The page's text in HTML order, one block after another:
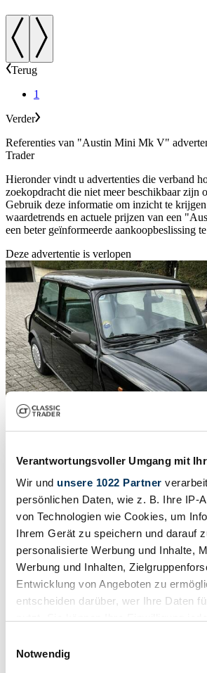
Verantwortungsvoller Umgang mit
Wir und unsere 1022 Partner
persönlichen Daten, wie z. B. Ihre IP-
von Technologien wie Cookies, um
Ihrem Gerät zu speichern und darauf
personalisierte Werbung und Inhalte,
Werbung und Inhalten,
Entwicklung von Angeboten zu
entscheiden darüber, wer Ihre Daten
Trigger Symbol ändern oder widerrufen
Notwendig
Terug
1
Verder
Referenties van "Austin Mini Mk V"
Trader
Hieronder vindt u advertenties die verband
zoekopdracht die niet meer beschikbaar zijn
Gebruik deze informatie om inzicht te
waardetrends en actuele prijzen van een
een beter geïnformeerde aankoopbeslissing
Deze advertentie is verlopen
1986 | Austin Mini Mayfair
Austin Rover Mini Mayfair 1000 | 1986 |
sale by auction. Estimate 4500 EUR
Prijs op aanvraag 5 maanden geleden